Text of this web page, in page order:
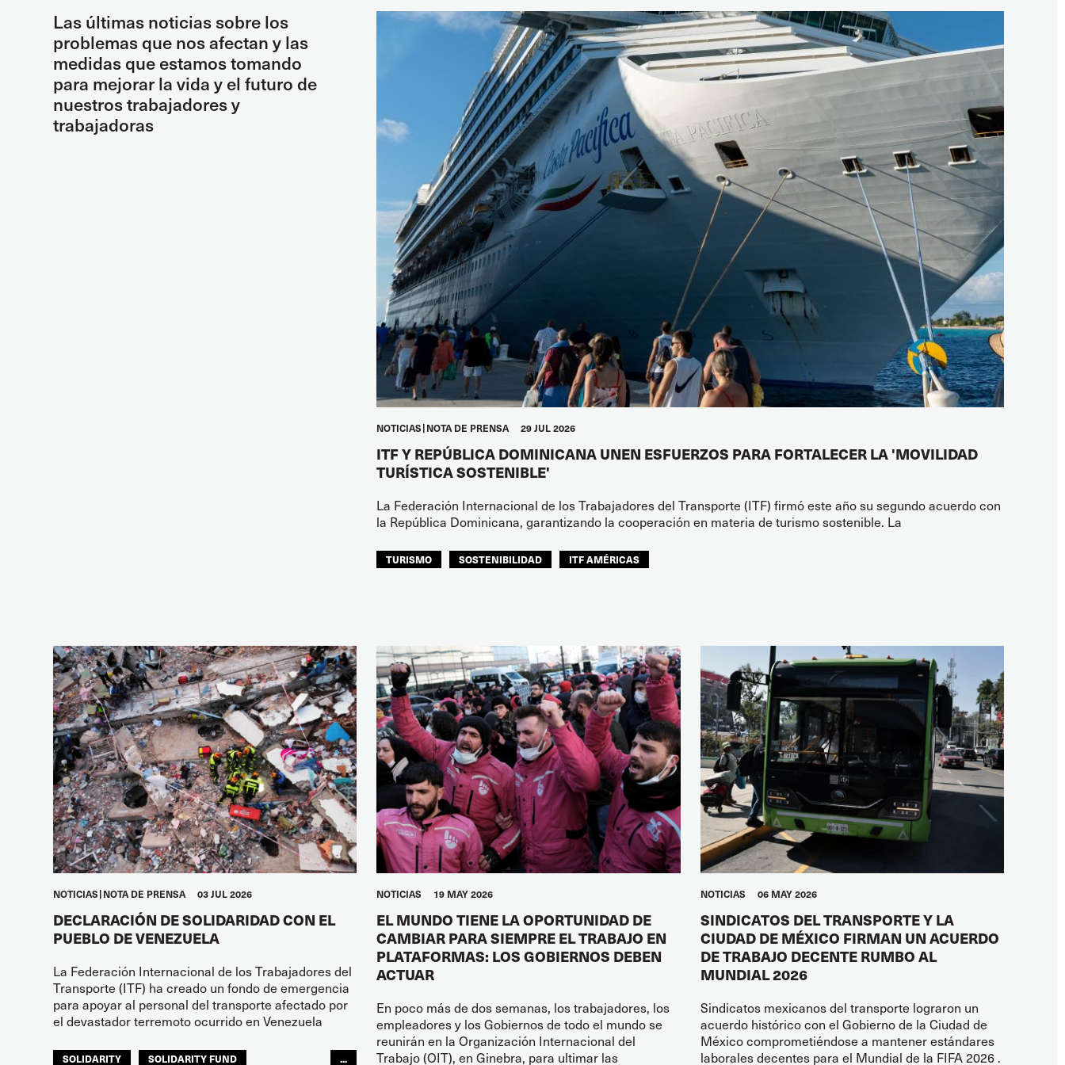
Las últimas noticias sobre los
problemas que nos afectan y las
medidas que estamos tomando
para mejorar la vida y el futuro de
nuestros trabajadores y
trabajadoras
NOTICIAS NOTA DE PRENSA 29 JUL 2026
ITF Y REPÚBLICA DOMINICANA UNEN ESFUERZOS PARA FORTALECER LA 'MOVILIDAD
TURÍSTICA SOSTENIBLE'
La Federación Internacional de los Trabajadores del Transporte (ITF) firmó este año su segundo acuerdo con
la República Dominicana, garantizando la cooperación en materia de turismo sostenible. La
TURISMO SOSTENIBILIDAD ITF AMÉRICAS
NOTICIAS NOTA DE PRENSA 03 JUL 2026
DECLARACIÓN DE SOLIDARIDAD CON EL
PUEBLO DE VENEZUELA
La Federación Internacional de los Trabajadores del
Transporte (ITF) ha creado un fondo de emergencia
para apoyar al personal del transporte afectado por
el devastador terremoto ocurrido en Venezuela
SOLIDARITY SOLIDARITY FUND ...
NOTICIAS 19 MAY 2026
EL MUNDO TIENE LA OPORTUNIDAD DE
CAMBIAR PARA SIEMPRE EL TRABAJO EN
PLATAFORMAS: LOS GOBIERNOS DEBEN
ACTUAR
En poco más de dos semanas, los trabajadores, los
empleadores y los Gobiernos de todo el mundo se
reunirán en la Organización Internacional del
Trabajo (OIT), en Ginebra, para ultimar las
NOTICIAS 06 MAY 2026
SINDICATOS DEL TRANSPORTE Y LA
CIUDAD DE MÉXICO FIRMAN UN ACUERDO
DE TRABAJO DECENTE RUMBO AL
MUNDIAL 2026
Sindicatos mexicanos del transporte lograron un
acuerdo histórico con el Gobierno de la Ciudad de
México comprometiéndose a mantener estándares
laborales decentes para el Mundial de la FIFA 2026 .